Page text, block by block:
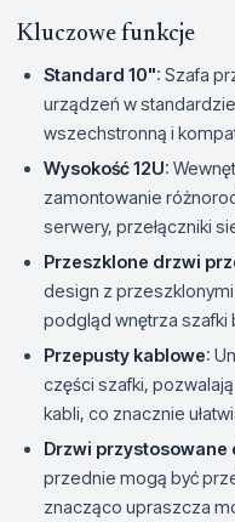
Kluczowe funkcje
Standard 10": Szafa
urządzeń w
wszechstronną i
Wysokość 12U:
zamontowanie
serwery, przełączniki
Przeszklone drzwi
design z
podgląd wnętrza szafki
Przepusty kablowe:
części szafki,
kabli, co znacznie
Drzwi przystosowane
przednie mogą być
znacząco upraszcza